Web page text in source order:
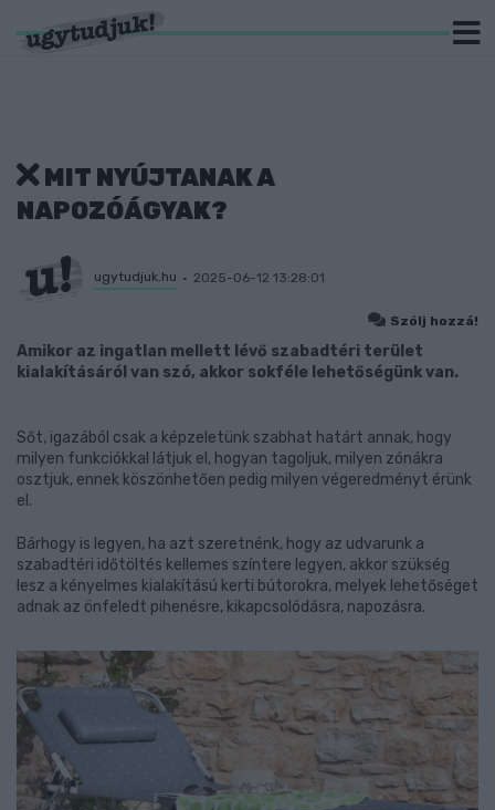
MIT NYÚJTANAK A
NAPOZÓÁGYAK?
ugytudjuk.hu 2025-06-12 13:28:01
Szólj hozzá!
Amikor az ingatlan mellett lévő szabadtéri terület
kialakításáról van szó, akkor sokféle lehetőségünk van.
Sőt, igazából csak a képzeletünk szabhat határt annak, hogy
milyen funkciókkal látjuk el, hogyan tagoljuk, milyen zónákra
osztjuk, ennek köszönhetően pedig milyen végeredményt érünk
el.
Bárhogy is legyen, ha azt szeretnénk, hogy az udvarunk a
szabadtéri időtöltés kellemes színtere legyen, akkor szükség
lesz a kényelmes kialakítású kerti bútorokra, melyek lehetőséget
adnak az önfeledt pihenésre, kikapcsolódásra, napozásra.